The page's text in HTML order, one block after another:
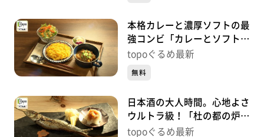
本格カレーと濃厚ソフトの最
強コンビ「カレーとソフトク
リーム」（青葉区堤通雨宮
topoぐるめ最新
無料
日本酒の大人時間。心地よさ
ウルトラ級！「杜の都の炉端
焼き うる虎」（青葉区一番
topoぐるめ最新